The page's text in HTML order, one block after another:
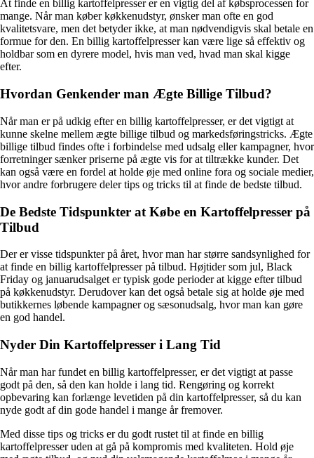
At finde en billig kartoffelpresser er en vigtig del af købsprocessen for
mange. Når man køber køkkenudstyr, ønsker man ofte en god
kvalitetsvare, men det betyder ikke, at man nødvendigvis skal betale en
formue for den. En billig kartoffelpresser kan være lige så effektiv og
holdbar som en dyrere model, hvis man ved, hvad man skal kigge
efter.
Hvordan Genkender man Ægte Billige Tilbud?
Når man er på udkig efter en billig kartoffelpresser, er det vigtigt at
kunne skelne mellem ægte billige tilbud og markedsføringstricks. Ægte
billige tilbud findes ofte i forbindelse med udsalg eller kampagner, hvor
forretninger sænker priserne på ægte vis for at tiltrække kunder. Det
kan også være en fordel at holde øje med online fora og sociale medier,
hvor andre forbrugere deler tips og tricks til at finde de bedste tilbud.
De Bedste Tidspunkter at Købe en Kartoffelpresser på
Tilbud
Der er visse tidspunkter på året, hvor man har større sandsynlighed for
at finde en billig kartoffelpresser på tilbud. Højtider som jul, Black
Friday og januarudsalget er typisk gode perioder at kigge efter tilbud
på køkkenudstyr. Derudover kan det også betale sig at holde øje med
butikkernes løbende kampagner og sæsonudsalg, hvor man kan gøre
en god handel.
Nyder Din Kartoffelpresser i Lang Tid
Når man har fundet en billig kartoffelpresser, er det vigtigt at passe
godt på den, så den kan holde i lang tid. Rengøring og korrekt
opbevaring kan forlænge levetiden på din kartoffelpresser, så du kan
nyde godt af din gode handel i mange år fremover.
Med disse tips og tricks er du godt rustet til at finde en billig
kartoffelpresser uden at gå på kompromis med kvaliteten. Hold øje